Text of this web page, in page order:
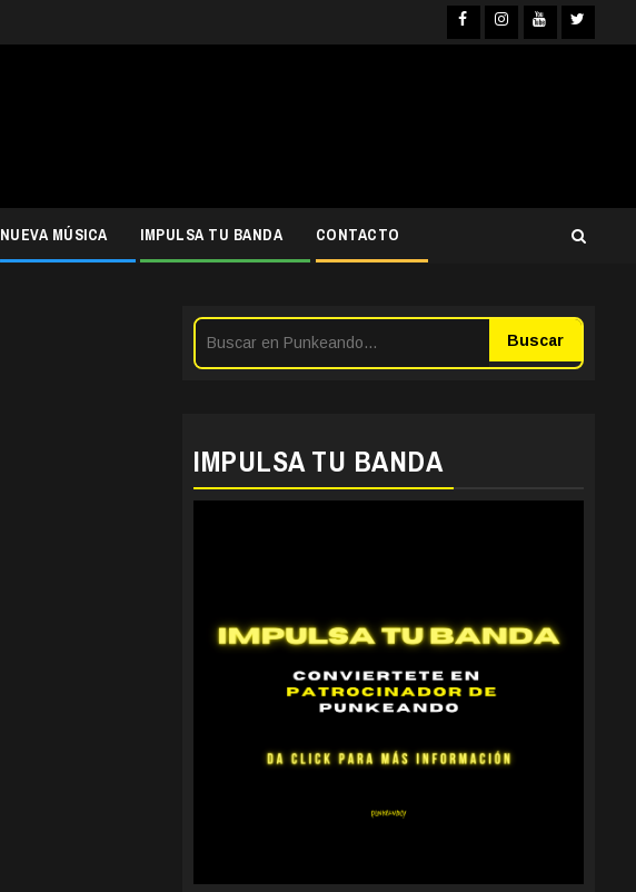
Facebook
Instagram
NUEVA MÚSICA IMPULSA TU BANDA CONTACTO
Buscar
IMPULSA TU BANDA